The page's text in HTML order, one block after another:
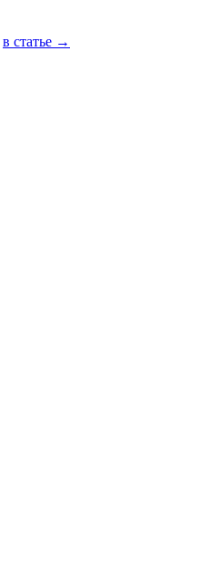
в статье →